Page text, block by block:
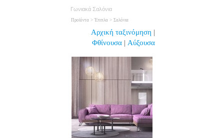
Γωνιακά Σαλόνια
Προϊόντα > Έπιπλα > Σαλόνια
Αρχική ταξινόμηση |
Φθίνουσα | Αύξουσα